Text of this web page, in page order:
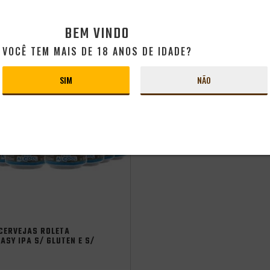
ROLETA
IPA S/ GLUTEN E S/
BEM VINDO
VOCÊ TEM MAIS DE 18 ANOS DE IDADE?
SIM NÃO